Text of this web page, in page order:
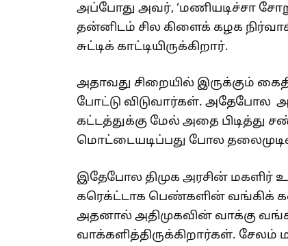
அப்போது அவர், ‘மணியடிச்சா
தன்னிடம் சில கிளைக் கழக
சுட்டிக் காட்டியிருக்கிறார்.
அதாவது சிறையில் இருக்கும்
போட்டு விடுவார்கள். அதேபோல
கட்டத்துக்கு மேல் அதை
மொட்டையடிப்பது போல
இதேபோல திமுக அரசின் மகளிர்
கரெக்ட்டாக பெண்களின் வங்கிக்
அதனால் அதிமுகவின் வாக்கு
வாக்களித்திருக்கிறார்கள்.